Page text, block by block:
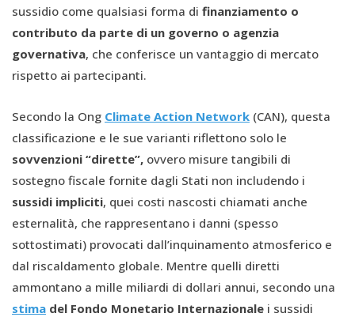
sussidio come qualsiasi forma di finanziamento o
contributo da parte di un governo o agenzia
governativa, che conferisce un vantaggio di mercato
rispetto ai partecipanti.
Secondo la Ong Climate Action Network (CAN), questa
classificazione e le sue varianti riflettono solo le
sovvenzioni “dirette”, ovvero misure tangibili di
sostegno fiscale fornite dagli Stati non includendo i
sussidi impliciti, quei costi nascosti chiamati anche
esternalità, che rappresentano i danni (spesso
sottostimati) provocati dall’inquinamento atmosferico e
dal riscaldamento globale. Mentre quelli diretti
ammontano a mille miliardi di dollari annui, secondo una
stima del Fondo Monetario Internazionale i sussidi